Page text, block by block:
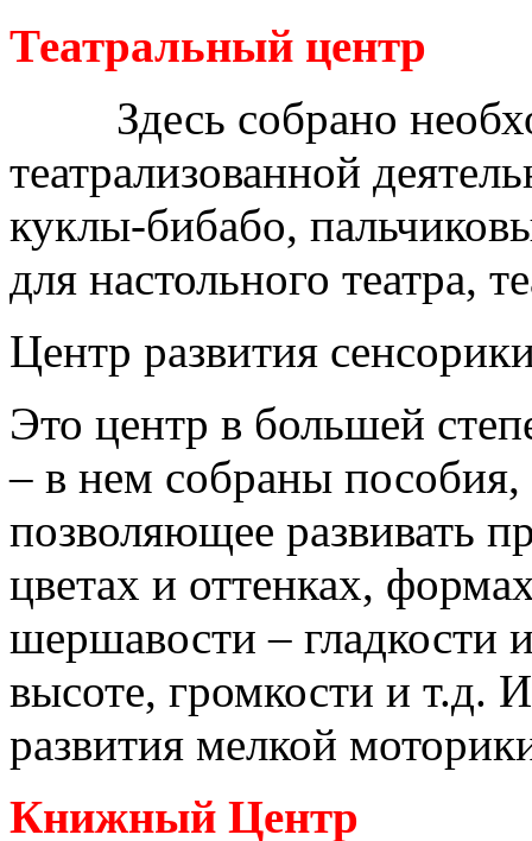
Театральный центр
Здесь собрано
театрализованной
куклы-бибабо,
для настольного театра,
Центр развития
Это центр в большей
– в нем собраны
позволяющее развивать
цветах и оттенках,
шершавости – гладкости
высоте, громкости и т.д.
развития мелкой
Книжный Центр